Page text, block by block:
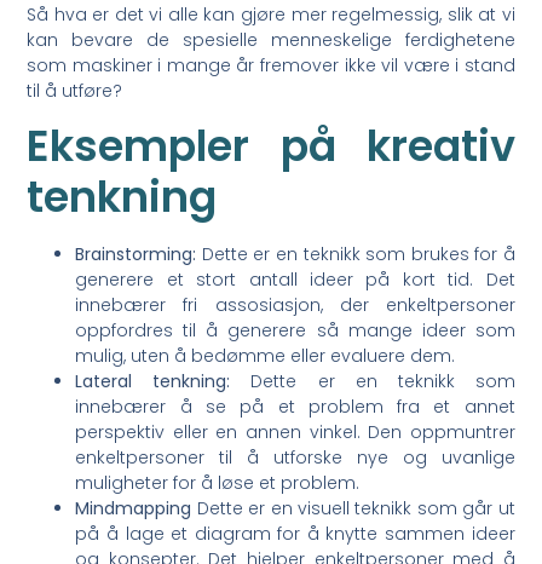
Så hva er det vi alle kan gjøre mer regelmessig, slik at vi
kan bevare de spesielle menneskelige ferdighetene
som maskiner i mange år fremover ikke vil være i stand
til å utføre?
Eksempler på kreativ
tenkning
Brainstorming: Dette er en teknikk som brukes for å
generere et stort antall ideer på kort tid. Det
innebærer fri assosiasjon, der enkeltpersoner
oppfordres til å generere så mange ideer som
mulig, uten å bedømme eller evaluere dem.
Lateral tenkning: Dette er en teknikk som
innebærer å se på et problem fra et annet
perspektiv eller en annen vinkel. Den oppmuntrer
enkeltpersoner til å utforske nye og uvanlige
muligheter for å løse et problem.
Mindmapping Dette er en visuell teknikk som går ut
på å lage et diagram for å knytte sammen ideer
og konsepter. Det hjelper enkeltpersoner med å